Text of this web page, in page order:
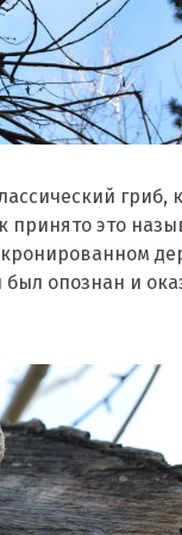
гриб,
это
опознан и